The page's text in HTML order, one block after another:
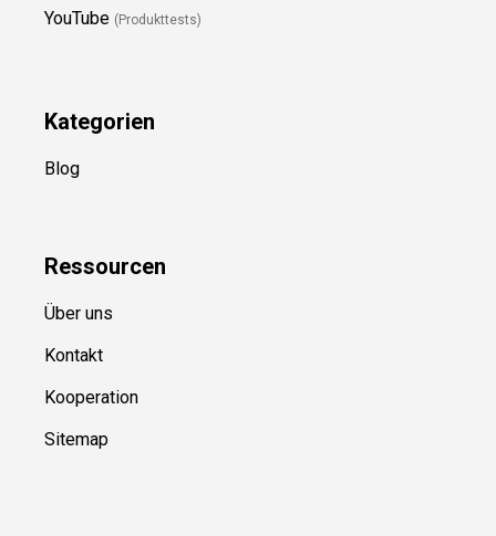
YouTube (Produkttests)
Kategorien
Blog
Ressourcen
Über uns
Kontakt
Kooperation
Sitemap